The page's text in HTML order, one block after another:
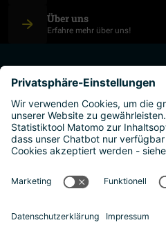
Über uns
Erfahre mehr über uns!
studium planen
hochschulen
leben und arbeiten
warum österreich?